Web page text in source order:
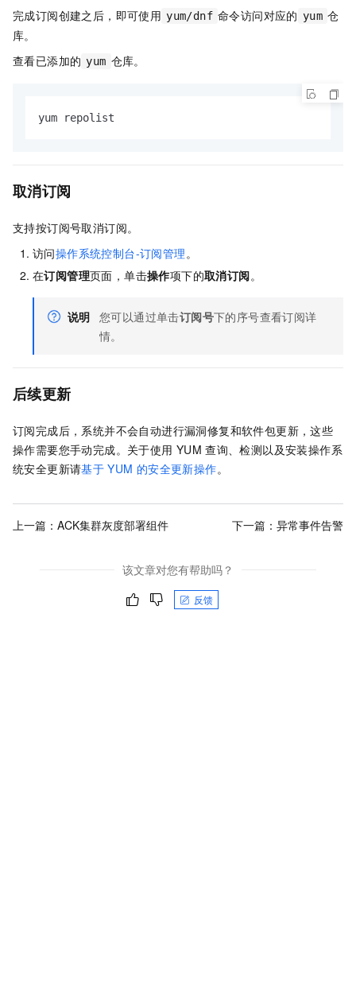
完成订阅创建之后，即可使用 yum/dnf 命令访问对应的 yum 仓
库。
查看已添加的 yum 仓库。
yum repolist
取消订阅
支持按订阅号取消订阅。
访问操作系统控制台-订阅管理 。
在订阅管理页面，单击操作项下的取消订阅。
说明 您可以通过单击订阅号下的序号查看订阅详
情。
后续更新
订阅完成后，系统并不会自动进行漏洞修复和软件包更新，这些
操作需要您手动完成。关于使用 YUM 查询、检测以及安装操作系
统安全更新请基于 YUM 的安全更新操作。
上一篇： ACK集群灰度部署组件 下一篇： 异常事件告警
该文章对您有帮助吗？
反馈